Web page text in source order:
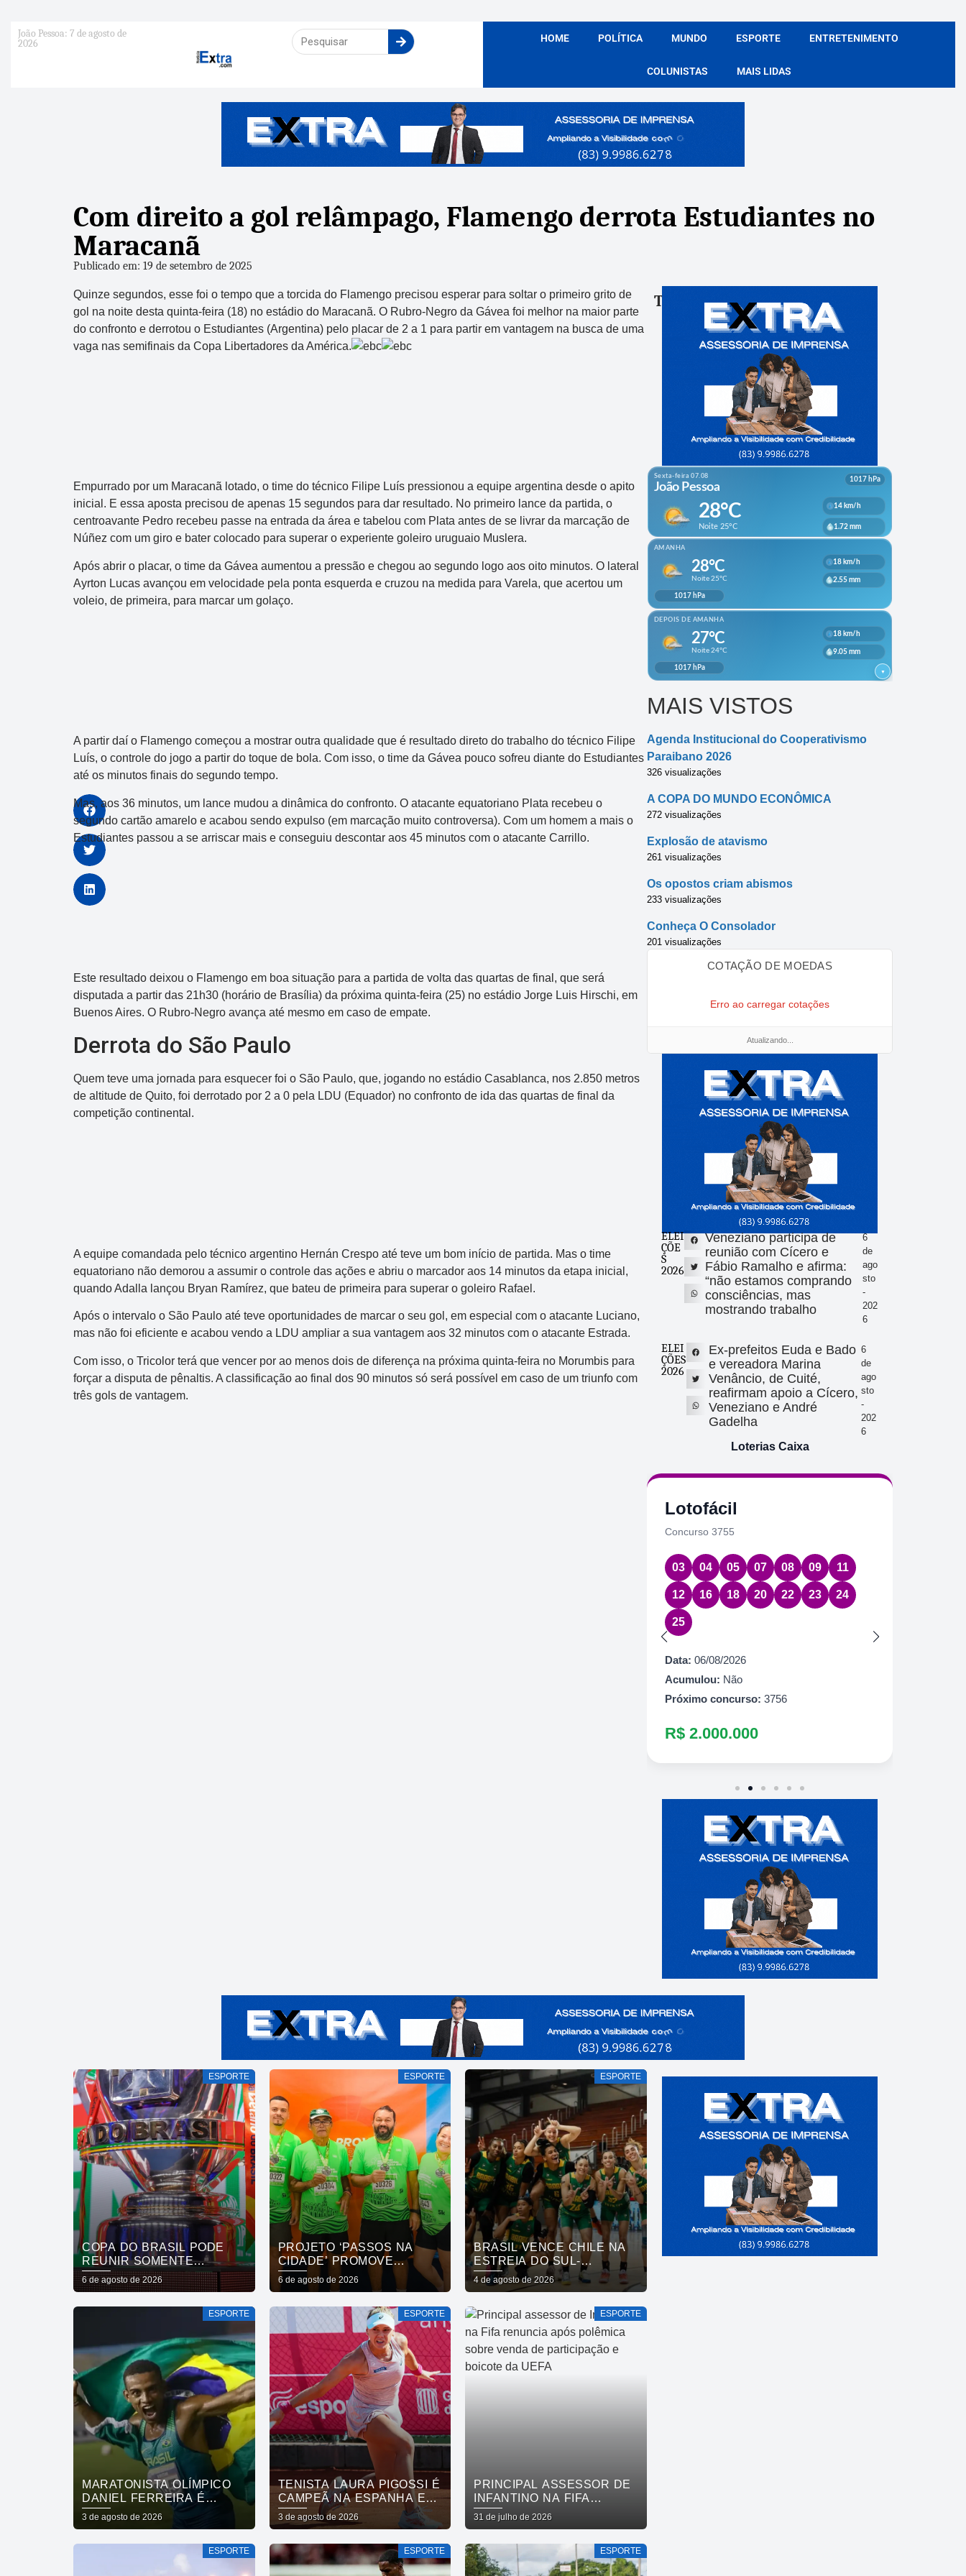
João Pessoa: 7 de agosto de
2026
HOME POLÍTICA MUNDO ESPORTE ENTRETENIMENTO
COLUNISTAS MAIS LIDAS
Com direito a gol relâmpago, Flamengo derrota Estudiantes no
Maracanã
Publicado em: 19 de setembro de 2025
Quinze segundos, esse foi o tempo que a torcida do Flamengo precisou esperar para soltar o primeiro grito de
gol na noite desta quinta-feira (18) no estádio do Maracanã. O Rubro-Negro da Gávea foi melhor na maior parte
do confronto e derrotou o Estudiantes (Argentina) pelo placar de 2 a 1 para partir em vantagem na busca de uma
vaga nas semifinais da Copa Libertadores da América.
Empurrado por um Maracanã lotado, o time do técnico Filipe Luís pressionou a equipe argentina desde o apito
inicial. E essa aposta precisou de apenas 15 segundos para dar resultado. No primeiro lance da partida, o
centroavante Pedro recebeu passe na entrada da área e tabelou com Plata antes de se livrar da marcação de
Núñez com um giro e bater colocado para superar o experiente goleiro uruguaio Muslera.
Após abrir o placar, o time da Gávea aumentou a pressão e chegou ao segundo logo aos oito minutos. O lateral
Ayrton Lucas avançou em velocidade pela ponta esquerda e cruzou na medida para Varela, que acertou um
voleio, de primeira, para marcar um golaço.
A partir daí o Flamengo começou a mostrar outra qualidade que é resultado direto do trabalho do técnico Filipe
Luís, o controle do jogo a partir do toque de bola. Com isso, o time da Gávea pouco sofreu diante do Estudiantes
até os minutos finais do segundo tempo.
Mas, aos 36 minutos, um lance mudou a dinâmica do confronto. O atacante equatoriano Plata recebeu o
segundo cartão amarelo e acabou sendo expulso (em marcação muito controversa). Com um homem a mais o
Estudiantes passou a se arriscar mais e conseguiu descontar aos 45 minutos com o atacante Carrillo.
Este resultado deixou o Flamengo em boa situação para a partida de volta das quartas de final, que será
disputada a partir das 21h30 (horário de Brasília) da próxima quinta-feira (25) no estádio Jorge Luis Hirschi, em
Buenos Aires. O Rubro-Negro avança até mesmo em caso de empate.
Derrota do São Paulo
Quem teve uma jornada para esquecer foi o São Paulo, que, jogando no estádio Casablanca, nos 2.850 metros
de altitude de Quito, foi derrotado por 2 a 0 pela LDU (Equador) no confronto de ida das quartas de final da
competição continental.
A equipe comandada pelo técnico argentino Hernán Crespo até teve um bom início de partida. Mas o time
equatoriano não demorou a assumir o controle das ações e abriu o marcador aos 14 minutos da etapa inicial,
quando Adalla lançou Bryan Ramírez, que bateu de primeira para superar o goleiro Rafael.
Após o intervalo o São Paulo até teve oportunidades de marcar o seu gol, em especial com o atacante Luciano,
mas não foi eficiente e acabou vendo a LDU ampliar a sua vantagem aos 32 minutos com o atacante Estrada.
Com isso, o Tricolor terá que vencer por ao menos dois de diferença na próxima quinta-feira no Morumbis para
forçar a disputa de pênaltis. A classificação ao final dos 90 minutos só será possível em caso de um triunfo com
três gols de vantagem.
Tags:Compartile:
MAIS VISTOS
Agenda Institucional do Cooperativismo
Paraibano 2026
326 visualizações
A COPA DO MUNDO ECONÔMICA
272 visualizações
Explosão de atavismo
261 visualizações
Os opostos criam abismos
233 visualizações
Conheça O Consolador
201 visualizações
COTAÇÃO DE MOEDAS
Erro ao carregar cotações
Atualizando...
ELEI
ÇÕE
S
2026
Veneziano participa de
reunião com Cícero e
Fábio Ramalho e afirma:
“não estamos comprando
consciências, mas
mostrando trabalho
6
de
ago
sto
-
202
6
ELEI
ÇÕES
2026
Ex-prefeitos Euda e Bado
e vereadora Marina
Venâncio, de Cuité,
reafirmam apoio a Cícero,
Veneziano e André
Gadelha
6
de
ago
sto
-
202
6
Loterias Caixa
Lotofácil
Concurso 3755
03 04 05 07 08 09 11
12 16 18 20 22 23 24
25
Data: 06/08/2026
Acumulou: Não
Próximo concurso: 3756
R$ 2.000.000
ESPORTE
COPA DO BRASIL PODE
REUNIR SOMENTE
CAMPEÕES NAS QUARTAS
DE FINAL
6 de agosto de 2026
ESPORTE
PROJETO ‘PASSOS NA
CIDADE’ PROMOVE
INCLUSÃO SOCIAL E
FORTALECE CUIDADO EM
DA CORRIDA
6 de agosto de 2026
ESPORTE
BRASIL VENCE CHILE NA
ESTREIA DO SUL-
AMERICANO DE
BASQUETE FEMININO
4 de agosto de 2026
ESPORTE
MARATONISTA OLÍMPICO
DANIEL FERREIRA É
ENCONTRADO VIVO APÓS
44 DIAS
3 de agosto de 2026
ESPORTE
TENISTA LAURA PIGOSSI É
CAMPEÃ NA ESPANHA E
VOLTA AO TOP 200
3 de agosto de 2026
ESPORTE
PRINCIPAL ASSESSOR DE
INFANTINO NA FIFA
RENUNCIA APÓS
POLÊMICA SOBRE VENDA
BOICOTE DA UEFA
31 de julho de 2026
ESPORTE ESPORTE ESPORTE